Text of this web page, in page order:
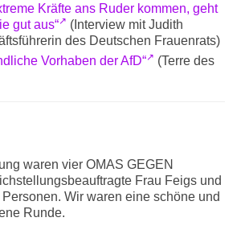
Kräfte ans Ruder kommen, geht
gut aus“
(Interview mit Judith
des Deutschen Frauenrats)
Vorhaben der AfD“
(Terre des
waren vier OMAS GEGEN
Frau Feigs und
Wir waren eine schöne und
Runde.